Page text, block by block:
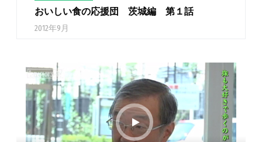
おいしい食の応援団 茨城編 第１話
2012年9月